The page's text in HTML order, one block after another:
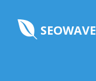
SEOWAVE